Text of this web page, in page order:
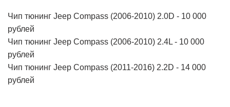
Чип тюнинг Jeep Compass (2006-2010) 2.0D - 10 000
рублей
Чип тюнинг Jeep Compass (2006-2010) 2.4L - 10 000
рублей
Чип тюнинг Jeep Compass (2011-2016) 2.2D - 14 000
рублей